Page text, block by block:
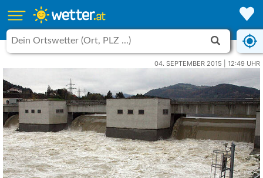
04. SEPTEMBER 2015 | 12:49 UHR